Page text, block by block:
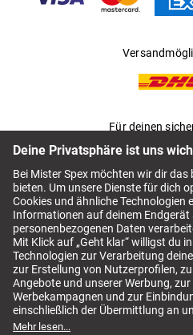
Für deinen
AGB Mister Spex
Datenschutz